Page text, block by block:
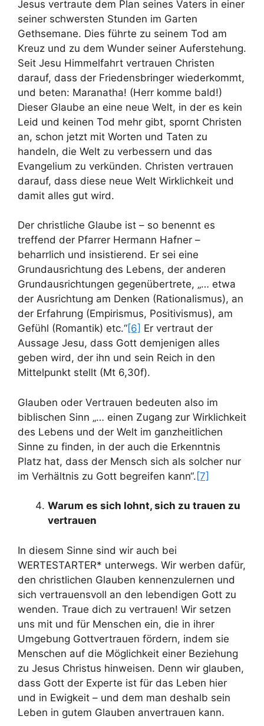
Jesus vertraute dem Plan seines Vaters in einer
seiner schwersten Stunden im Garten
Gethsemane. Dies führte zu seinem Tod am
Kreuz und zu dem Wunder seiner Auferstehung.
Seit Jesu Himmelfahrt vertrauen Christen
darauf, dass der Friedensbringer wiederkommt,
und beten: Maranatha! (Herr komme bald!)
Dieser Glaube an eine neue Welt, in der es kein
Leid und keinen Tod mehr gibt, spornt Christen
an, schon jetzt mit Worten und Taten zu
handeln, die Welt zu verbessern und das
Evangelium zu verkünden. Christen vertrauen
darauf, dass diese neue Welt Wirklichkeit und
damit alles gut wird.
Der christliche Glaube ist – so benennt es
treffend der Pfarrer Hermann Hafner –
beharrlich und insistierend. Er sei eine
Grundausrichtung des Lebens, der anderen
Grundausrichtungen gegenübertrete, „… etwa
der Ausrichtung am Denken (Rationalismus), an
der Erfahrung (Empirismus, Positivismus), am
Gefühl (Romantik) etc.“[6] Er vertraut der
Aussage Jesu, dass Gott demjenigen alles
geben wird, der ihn und sein Reich in den
Mittelpunkt stellt (Mt 6,30f).
Glauben oder Vertrauen bedeuten also im
biblischen Sinn „… einen Zugang zur Wirklichkeit
des Lebens und der Welt im ganzheitlichen
Sinne zu finden, in der auch die Erkenntnis
Platz hat, dass der Mensch sich als solcher nur
im Verhältnis zu Gott begreifen kann“. [7]
Warum es sich lohnt, sich zu trauen zu
vertrauen
In diesem Sinne sind wir auch bei
WERTESTARTER* unterwegs. Wir werben dafür,
den christlichen Glauben kennenzulernen und
sich vertrauensvoll an den lebendigen Gott zu
wenden. Traue dich zu vertrauen! Wir setzen
uns mit und für Menschen ein, die in ihrer
Umgebung Gottvertrauen fördern, indem sie
Menschen auf die Möglichkeit einer Beziehung
zu Jesus Christus hinweisen. Denn wir glauben,
dass Gott der Experte ist für das Leben hier
und in Ewigkeit – und dem man deshalb sein
Leben in gutem Glauben anvertrauen kann.